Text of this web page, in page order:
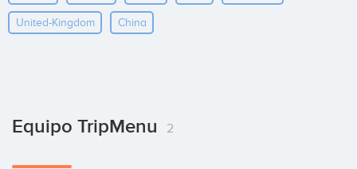
United-Kingdom China
Equipo TripMenu 2